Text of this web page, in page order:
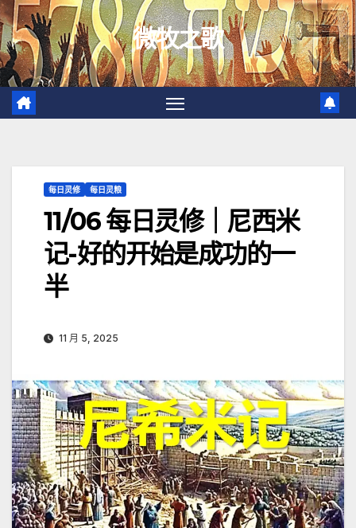
跳
至
内
容
微牧之歌
每日灵修 每日灵粮
11/06 每日灵修｜尼西米
记-好的开始是成功的一
半
11 月 5, 2025